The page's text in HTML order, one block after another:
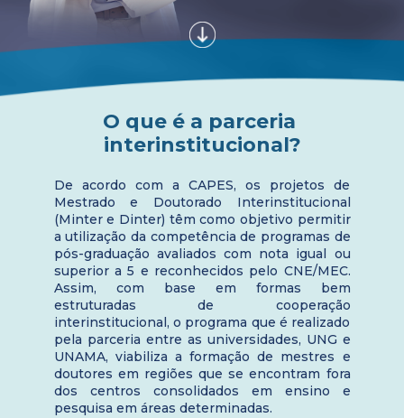
O que é a parceria
interinstitucional?
De acordo com a CAPES, os projetos de
Mestrado e Doutorado Interinstitucional
(Minter e Dinter) têm como objetivo permitir
a utilização da competência de programas de
pós-graduação avaliados com nota igual ou
superior a 5 e reconhecidos pelo CNE/MEC.
Assim, com base em formas bem
estruturadas de cooperação
interinstitucional, o programa que é realizado
pela parceria entre as universidades, UNG e
UNAMA, viabiliza a formação de mestres e
doutores em regiões que se encontram fora
dos centros consolidados em ensino e
pesquisa em áreas determinadas.